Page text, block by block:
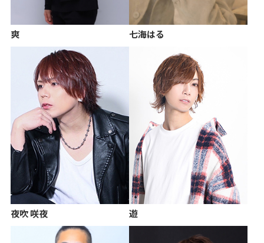
爽 七海はる
夜吹 咲夜 遊